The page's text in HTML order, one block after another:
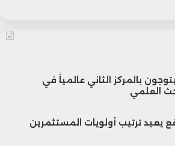
موقعه كوجهة مفضلة
تسهيل الإجراءات وتحسين
المعايير العالمية
والتنمية المستدامة.
بالمركز الثاني عالمياً في
العلمي
يعيد ترتيب أولويات المستثمرين